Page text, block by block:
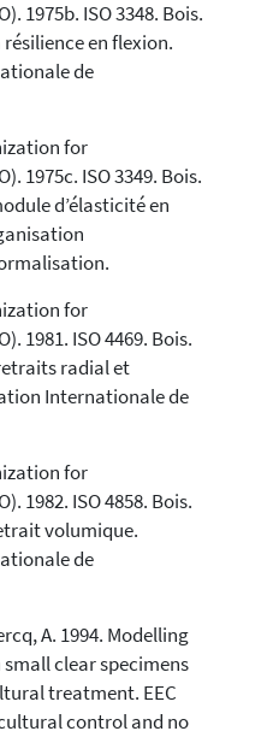
1975b. ISO 3348. Bois.
en flexion.
de
for
1975c. ISO 3349. Bois.
d’élasticité en
for
1981. ISO 4469. Bois.
radial et
Internationale de
for
1982. ISO 4858. Bois.
volumique.
de
A. 1994. Modelling
small clear specimens
treatment. EEC
control and no